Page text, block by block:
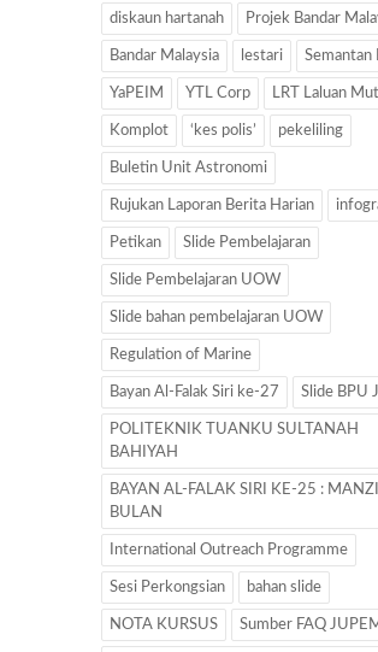
diskaun hartanah Projek Bandar
Bandar Malaysia lestari Semantan
YaPEIM YTL Corp LRT Laluan
Komplot ‘kes polis’ pekeliling
Buletin Unit Astronomi
Rujukan Laporan Berita Harian
Petikan Slide Pembelajaran
Slide Pembelajaran UOW
Slide bahan pembelajaran UOW
Regulation of Marine
Bayan Al-Falak Siri ke-27 Slide BPU
POLITEKNIK TUANKU SULTANAH
BAHIYAH
BAYAN AL-FALAK SIRI KE-25 :
BULAN
International Outreach Programme
Sesi Perkongsian bahan slide
NOTA KURSUS Sumber FAQ